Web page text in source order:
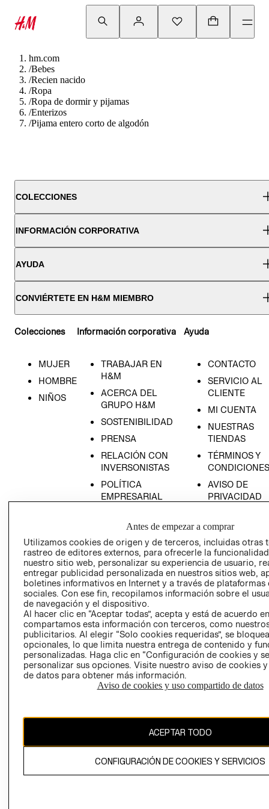
hm.com
/Bebes
/Recien nacido
/Ropa
/Ropa de dormir y pijamas
/Enterizos
/Pijama entero corto de algodón
COLECCIONES
INFORMACIÓN CORPORATIVA
AYUDA
CONVIÉRTETE EN H&M MIEMBRO
Colecciones
MUJER
HOMBRE
NIÑOS
Información corporativa
TRABAJAR EN
H&M
ACERCA DEL
GRUPO H&M
SOSTENIBILIDAD
PRENSA
RELACIÓN CON
INVERSONISTAS
POLÍTICA
EMPRESARIAL
Ayuda
CONTACTO
SERVICIO AL
CLIENTE
MI CUENTA
NUESTRAS
TIENDAS
TÉRMINOS Y
CONDICIONES
AVISO DE
PRIVACIDAD
AVISO DE
COOKIES
LIBRO DE
Ecuador ($)
CAMBIAR REGIÓN
El contenido de esta página web está protegido por copyright y es
Antes de empezar a comprar
Utilizamos cookies de origen y de terceros, incluidas otras
rastreo de editores externos, para ofrecerle la
nuestro sitio web, personalizar su experiencia de usuario,
entregar publicidad personalizada en nuestros sitios web,
boletines informativos en Internet y a través de plataformas
sociales. Con ese fin, recopilamos información sobre el
de navegación y el dispositivo.
Al hacer clic en “Aceptar todas”, acepta y está de acuerdo
compartamos esta información con terceros, como
publicitarios. Al elegir “Solo cookies requeridas”, se
opcionales, lo que limita nuestra entrega de contenido y
personalizadas. Haga clic en “Configuración de cookies y
personalizar sus opciones. Visite nuestro aviso de cookies
de datos para obtener más información.
Aviso de cookies y uso compartido de datos
ACEPTAR TODO
CONFIGURACIÓN DE COOKIES Y SERVICIOS